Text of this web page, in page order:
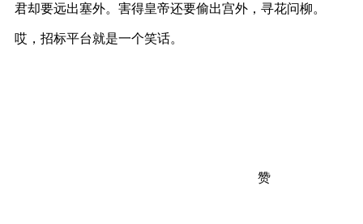
君却要远出塞外。害得皇帝还要偷出宫外，寻花问柳。
哎，招标平台就是一个笑话。
赞